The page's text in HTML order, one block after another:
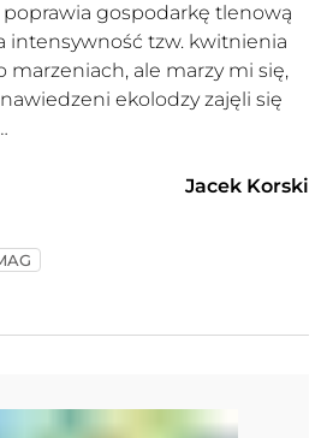
gospodarkę tlenową
intensywność tzw. kwitnienia
marzeniach, ale marzy mi się,
ekolodzy zajęli się
Jacek Korski